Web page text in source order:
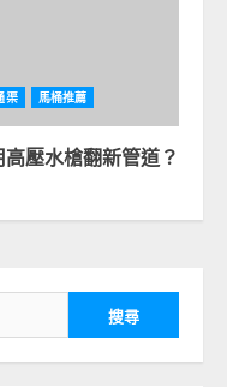
渠 馬桶推薦
壓水槍翻新管道？